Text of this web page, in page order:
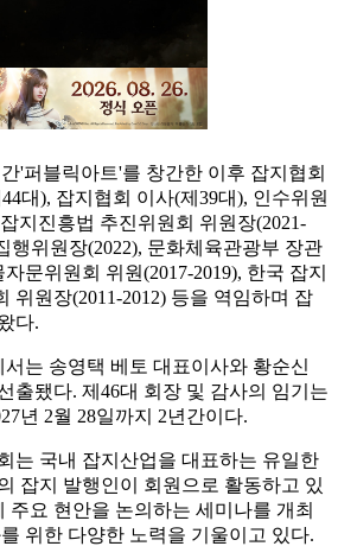
'퍼블릭아트'를 창간한 이후 잡지협회
대), 잡지협회 이사(제39대), 인수위원
지진흥법 추진위원회 위원장(2021-
행위원장(2022), 문화체육관광부 장관
문위원회 위원(2017-2019), 한국 잡지
위원장(2011-2012) 등을 역임하며 잡
다.
는 송영택 베토 대표이사와 황순신
출됐다. 제46대 회장 및 감사의 임기는
년 2월 28일까지 2년간이다.
는 국내 잡지산업을 대표하는 유일한
잡지 발행인이 회원으로 활동하고 있
주요 현안을 논의하는 세미나를 개최
위한 다양한 노력을 기울이고 있다.